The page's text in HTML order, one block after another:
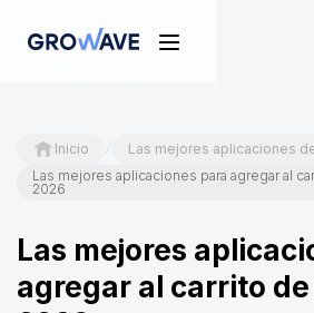
Inicio / Las mejores aplicaciones
Las mejores aplicaciones para agregar al
2026
Las mejores
agregar al carrito